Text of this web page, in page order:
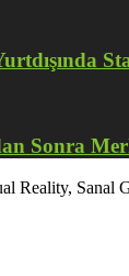
Sonra
Reality, Sanal